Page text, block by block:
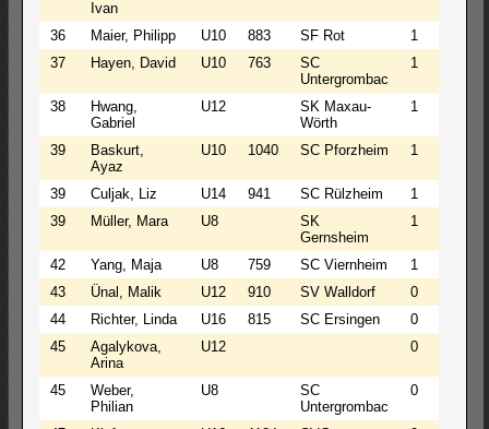
Ivan
36 Maier, Philipp U10 883 SF Rot 1
37
Hayen, David U10 763
SC
Untergrombac
1
38
Hwang,
Gabriel
U12
SK Maxau-
Wörth
1
39
Baskurt,
Ayaz
U10 1040 SC Pforzheim 1
39 Culjak, Liz U14 941 SC Rülzheim 1
39
Müller, Mara U8
SK
Gernsheim
1
42 Yang, Maja U8 759 SC Viernheim 1
43
Ünal, Malik U12 910 SV Walldorf 0
44
Richter, Linda U16 815 SC Ersingen 0
45
Agalykova,
Arina
U12 0
45
Weber,
Philian
U8
SC
Untergrombac
0